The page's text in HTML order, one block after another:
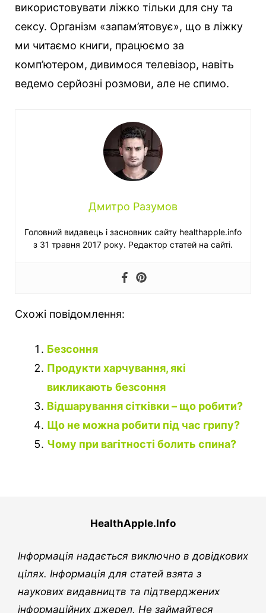
використовувати ліжко тільки для сну та
сексу. Організм «запам’ятовує», що в ліжку
ми читаємо книги, працюємо за
комп’ютером, дивимося телевізор, навіть
ведемо серйозні розмови, але не спимо.
Дмитро Разумов
Головний видавець і засновник сайту healthapple.info
з 31 травня 2017 року. Редактор статей на сайті.
Схожі повідомлення:
Безсоння
Продукти харчування, які
викликають безсоння
Відшарування сітківки – що робити?
Що не можна робити під час грипу?
Чому при вагітності болить спина?
HealthApple.Info
Інформація надається виключно в довідкових
цілях. Інформація для статей взята з
наукових видавництв та підтверджених
інформаційних джерел. Не займайтеся